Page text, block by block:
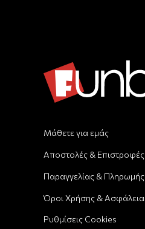
Μάθετε για εμάς
Αποστολές & Επιστροφές
Παραγγελίας & Πληρωμής
Όροι Χρήσης & Ασφάλεια
Ρυθμίσεις Cookies